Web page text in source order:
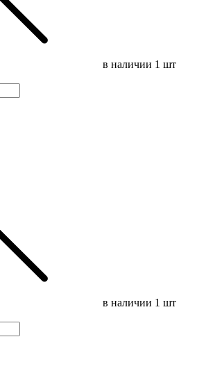
в наличии 1 шт
в наличии 1 шт